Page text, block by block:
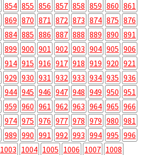
854 855 856 857 858 859 860 861
869 870 871 872 873 874 875 876
884 885 886 887 888 889 890 891
899 900 901 902 903 904 905 906
914 915 916 917 918 919 920 921
929 930 931 932 933 934 935 936
944 945 946 947 948 949 950 951
959 960 961 962 963 964 965 966
974 975 976 977 978 979 980 981
989 990 991 992 993 994 995 996
1003 1004 1005 1006 1007 1008